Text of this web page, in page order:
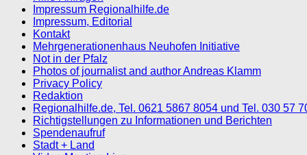
Impressum Regionalhilfe.de
Impressum, Editorial
Kontakt
Mehrgenerationenhaus Neuhofen Initiative
Not in der Pfalz
Photos of journalist and author Andreas Klamm
Privacy Policy
Redaktion
Regionalhilfe.de, Tel. 0621 5867 8054 und Tel. 030 57
Richtigstellungen zu Informationen und Berichten
Spendenaufruf
Stadt + Land